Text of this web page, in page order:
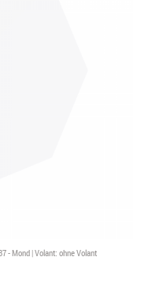
- Mond | Volant: ohne Volant